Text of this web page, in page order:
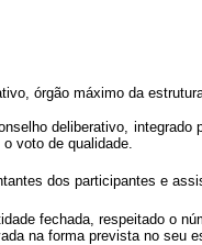
órgão máximo da
deliberativo,
voto de qualidade.
dos participantes e
fechada, respeitado o
na forma prevista no seu